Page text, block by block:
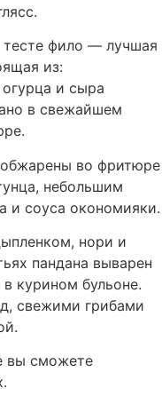
тесте фило — лучшая
из:
и сыра
в свежайшем
во фритюре
небольшим
и соуса окономияки.
нори и
пандана выварен
курином бульоне.
свежими грибами
вы сможете